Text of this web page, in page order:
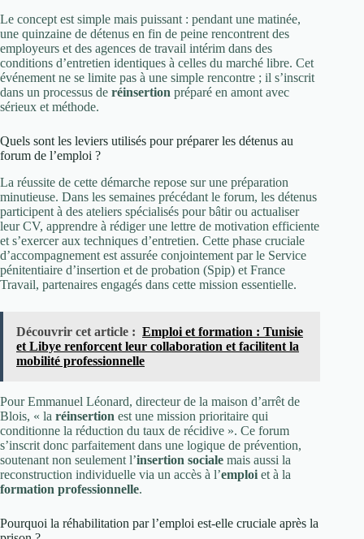
Le concept est simple mais puissant : pendant une matinée,
une quinzaine de détenus en fin de peine rencontrent des
employeurs et des agences de travail intérim dans des
conditions d’entretien identiques à celles du marché libre. Cet
événement ne se limite pas à une simple rencontre ; il s’inscrit
dans un processus de réinsertion préparé en amont avec
sérieux et méthode.
Quels sont les leviers utilisés pour préparer les détenus au
forum de l’emploi ?
La réussite de cette démarche repose sur une préparation
minutieuse. Dans les semaines précédant le forum, les détenus
participent à des ateliers spécialisés pour bâtir ou actualiser
leur CV, apprendre à rédiger une lettre de motivation efficiente
et s’exercer aux techniques d’entretien. Cette phase cruciale
d’accompagnement est assurée conjointement par le Service
pénitentiaire d’insertion et de probation (Spip) et France
Travail, partenaires engagés dans cette mission essentielle.
Découvrir cet article : Emploi et formation : Tunisie
et Libye renforcent leur collaboration et facilitent la
mobilité professionnelle
Pour Emmanuel Léonard, directeur de la maison d’arrêt de
Blois, « la réinsertion est une mission prioritaire qui
conditionne la réduction du taux de récidive ». Ce forum
s’inscrit donc parfaitement dans une logique de prévention,
soutenant non seulement l’insertion sociale mais aussi la
reconstruction individuelle via un accès à l’emploi et à la
formation professionnelle.
Pourquoi la réhabilitation par l’emploi est-elle cruciale après la